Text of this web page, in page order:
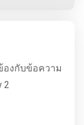
องกับข้อความ
2